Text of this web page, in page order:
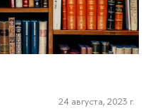
24 августа, 2023 г.